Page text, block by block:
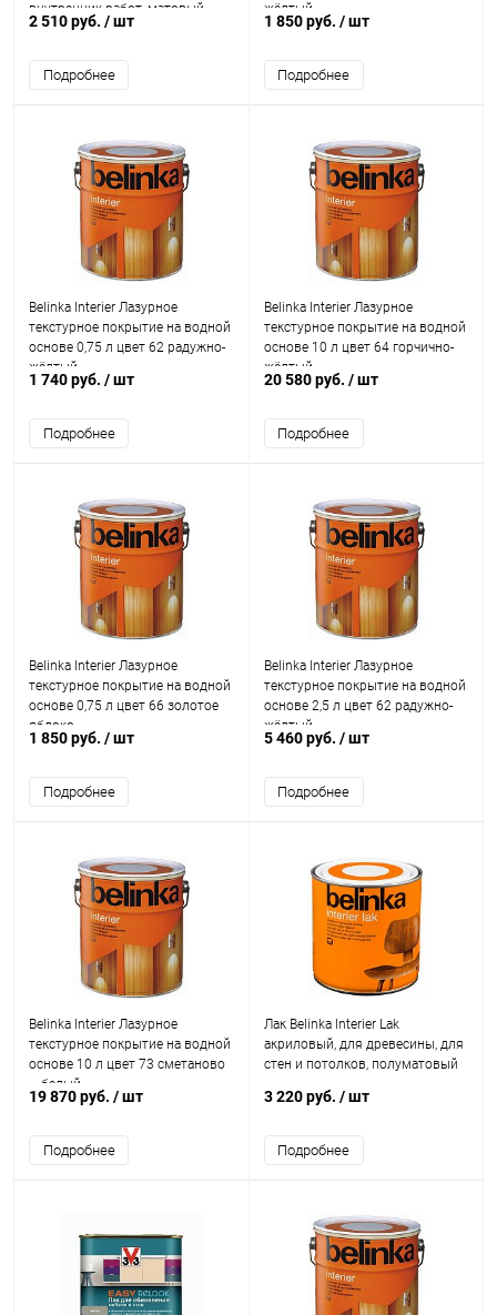
внутренних работ, матовый
(0,9л)
2 510 руб. / шт
Подробнее
жёлтый
1 850 руб. / шт
Подробнее
Belinka Interier Лазурное
текстурное покрытие на водной
основе 0,75 л цвет 62 радужно-
жёлтый
1 740 руб. / шт
Подробнее
Belinka Interier Лазурное
текстурное покрытие на водной
основе 10 л цвет 64 горчично-
жёлтый
20 580 руб. / шт
Подробнее
Belinka Interier Лазурное
текстурное покрытие на водной
основе 0,75 л цвет 66 золотое
яблоко
1 850 руб. / шт
Подробнее
Belinka Interier Лазурное
текстурное покрытие на водной
основе 2,5 л цвет 62 радужно-
жёлтый
5 460 руб. / шт
Подробнее
Belinka Interier Лазурное
текстурное покрытие на водной
основе 10 л цвет 73 сметаново
– белый
19 870 руб. / шт
Подробнее
Лак Belinka Interier Lak
акриловый, для древесины, для
стен и потолков, полуматовый
3 220 руб. / шт
Подробнее